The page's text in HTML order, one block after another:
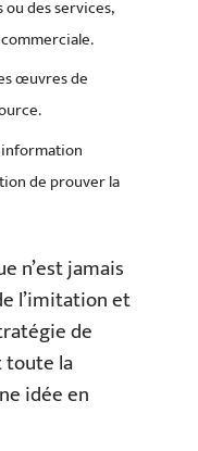
des services,
œuvres de
de prouver la
n’est jamais
l’imitation et
de
la
idée en